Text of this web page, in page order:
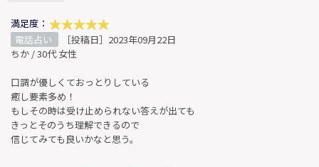
満足度：
電話占い
［投稿日］2023年09月22日
ちか / 30代 女性
口調が優しくておっとりしている
癒し要素多め！
もしその時は受け止められない答えが出ても
きっとそのうち理解できるので
信じてみても良いかなと思う。